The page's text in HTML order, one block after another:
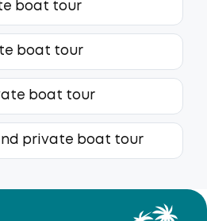
boat tour
boat tour
boat tour
private boat tour